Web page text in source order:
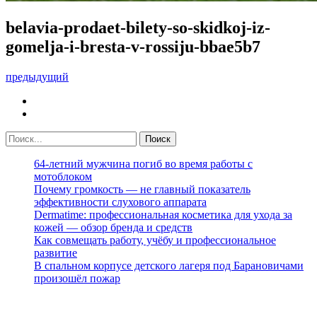
belavia-prodaet-bilety-so-skidkoj-iz-
gomelja-i-bresta-v-rossiju-bbae5b7
предыдущий
64-летний мужчина погиб во время работы с
мотоблоком
Почему громкость — не главный показатель
эффективности слухового аппарата
Dermatime: профессиональная косметика для ухода за
кожей — обзор бренда и средств
Как совмещать работу, учёбу и профессиональное
развитие
В спальном корпусе детского лагеря под Барановичами
произошёл пожар